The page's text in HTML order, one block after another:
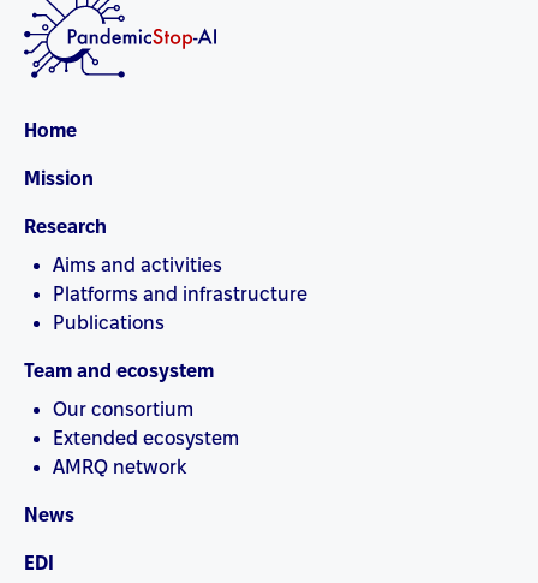
Home
Mission
Research
Aims and activities
Platforms and infrastructure
Publications
Team and ecosystem
Our consortium
Extended ecosystem
AMRQ network
News
EDI